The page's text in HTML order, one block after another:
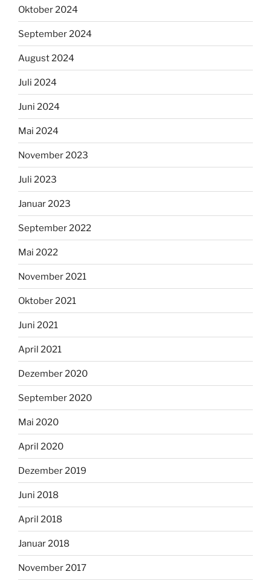
Oktober 2024
September 2024
August 2024
Juli 2024
Juni 2024
Mai 2024
November 2023
Juli 2023
Januar 2023
September 2022
Mai 2022
November 2021
Oktober 2021
Juni 2021
April 2021
Dezember 2020
September 2020
Mai 2020
April 2020
Dezember 2019
Juni 2018
April 2018
Januar 2018
November 2017